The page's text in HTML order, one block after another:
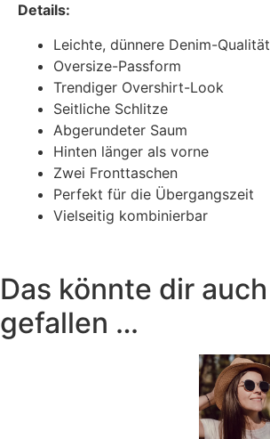
Details:
Leichte, dünnere Denim-Qualität
Oversize-Passform
Trendiger Overshirt-Look
Seitliche Schlitze
Abgerundeter Saum
Hinten länger als vorne
Zwei Fronttaschen
Perfekt für die Übergangszeit
Vielseitig kombinierbar
Das könnte dir auch
gefallen …